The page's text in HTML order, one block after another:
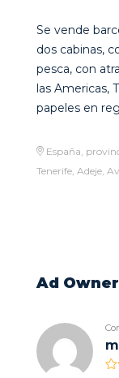
Se vende
dos cabinas,
pesca, con
las Americas,
papeles en
España,
Tenerife, Adeje,
Ad Owner